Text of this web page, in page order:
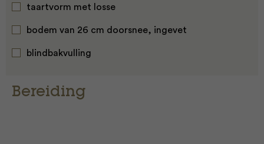
taartvorm met losse
bodem van 26 cm doorsnee, ingevet
blindbakvulling
Bereiding